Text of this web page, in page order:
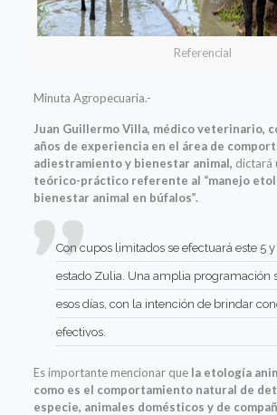
Referencial
Minuta Agropecuaria.-
Juan Guillermo Villa, médico veterinario,
años de experiencia en el área de
adiestramiento y bienestar animal, dictará
teórico-práctico referente al “manejo
bienestar animal en búfalos”.
Con cupos limitados se efectuará este 5
estado Zulia. Una amplia programación
esos días, con la intención de brindar
efectivos.
Es importante mencionar que la etología
como es el comportamiento natural de
especie, animales domésticos y de